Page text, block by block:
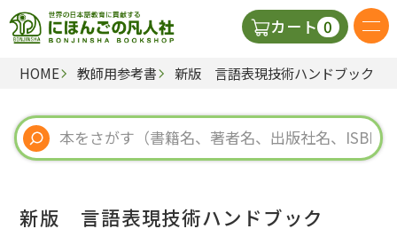
カート 0
日本語の教科書
視聴覚・補助教材
HOME 教師用参考書 新版 言語表現技術ハンドブック
新版 言語表現技術ハンドブック